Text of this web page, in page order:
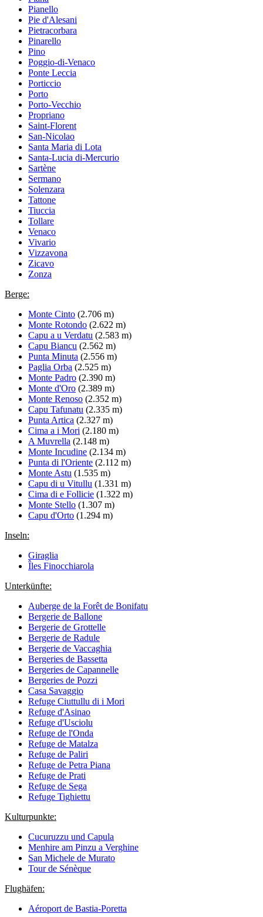
Pianello
Pie d'Alesani
Pietracorbara
Pinarello
Pino
Poggio-di-Venaco
Ponte Leccia
Porticcio
Porto
Porto-Vecchio
Propriano
Saint-Florent
San-Nicolao
Santa Maria di Lota
Santa-Lucia di-Mercurio
Sartène
Sermano
Solenzara
Tattone
Tiuccia
Tollare
Venaco
Vivario
Vizzavona
Zicavo
Zonza
Berge:
Monte Cinto (2.706 m)
Monte Rotondo (2.622 m)
Capu a u Verdatu (2.583 m)
Capu Biancu (2.562 m)
Punta Minuta (2.556 m)
Paglia Orba (2.525 m)
Monte Padro (2.390 m)
Monte d'Oro (2.389 m)
Monte Renoso (2.352 m)
Capu Tafunatu (2.335 m)
Punta Artica (2.327 m)
Cima a i Mori (2.180 m)
A Muvrella (2.148 m)
Monte Incudine (2.134 m)
Punta di l'Oriente (2.112 m)
Monte Astu (1.535 m)
Capu di u Vitullu (1.331 m)
Cima di e Follicie (1.322 m)
Monte Stello (1.307 m)
Capu d'Orto (1.294 m)
Inseln:
Giraglia
Îles Finocchiarola
Unterkünfte:
Auberge de la Forêt de Bonifatu
Bergerie de Ballone
Bergerie de Grottelle
Bergerie de Radule
Bergerie de Vaccaghia
Bergeries de Bassetta
Bergeries de Capannelle
Bergeries de Pozzi
Casa Savaggio
Refuge Ciuttullu di i Mori
Refuge d'Asinao
Refuge d'Usciolu
Refuge de l'Onda
Refuge de Matalza
Refuge de Paliri
Refuge de Petra Piana
Refuge de Prati
Refuge de Sega
Refuge Tighiettu
Kulturpunkte:
Cucuruzzu und Capula
Menhire am Pinzu a Verghine
San Michele de Murato
Tour de Sénèque
Flughäfen:
Aéroport de Bastia-Poretta